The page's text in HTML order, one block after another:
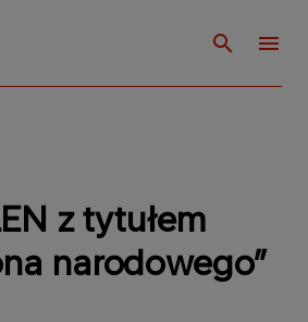
z tytułem
narodowego”